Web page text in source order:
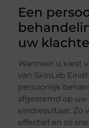
Een
uw
Wanneer u kiest
van SkinLab
persoonlijk
afgestemd op
eindresultaat. Zo
effectief en zo